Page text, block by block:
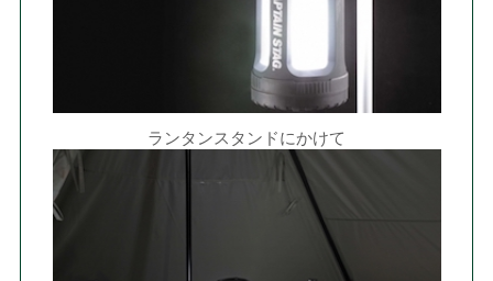
ランタンスタンドにかけて